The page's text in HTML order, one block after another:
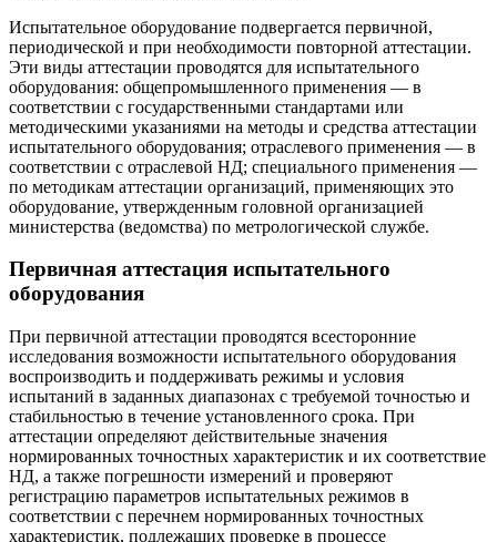
Испытательное оборудование подвергается первичной,
периодической и при необходимости повторной аттестации.
Эти виды аттестации проводятся для испытательного
оборудования: обще­промышленного применения — в
соответствии с государственными стандартами или
методическими указаниями на методы и средства аттестации
испытательного оборудования; отраслевого применения — в
соответствии с отраслевой НД; специального применения —
по методикам аттестации организаций, применяющих это
оборудование, утвержденным головной организацией
министерства (ведомства) по метрологической службе.
Первичная аттестация испытательного
оборудования
При первичной аттестации проводятся всесторонние
исследования возможности испытательного оборудования
воспроизводить и поддерживать режимы и условия
испытаний в заданных диапазонах с требуемой точностью и
стабильностью в течение установленного срока. При
аттестации определяют действительные значения
нормированных точностных характеристик и их соответствие
НД, а также погрешности измерений и проверяют
регистрацию параметров испытательных режимов в
соответствии с перечнем нормированных точностных
характеристик, подлежащих проверке в процессе